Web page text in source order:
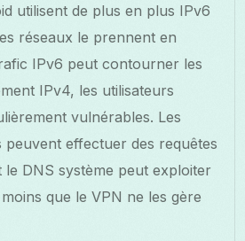
utilisent de plus en plus IPv6
réseaux le prennent en
IPv6 peut contourner les
IPv4, les utilisateurs
vulnérables. Les
peuvent effectuer des requêtes
le DNS système peut exploiter
que le VPN ne les gère